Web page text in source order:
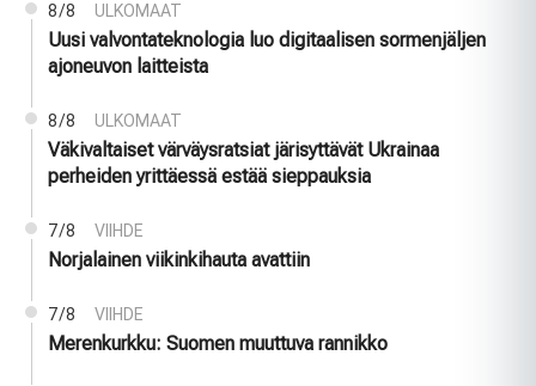
8/8 ULKOMAAT
Uusi valvontateknologia luo digitaalisen sormenjäljen
ajoneuvon laitteista
8/8 ULKOMAAT
Väkivaltaiset värväysratsiat järisyttävät Ukrainaa
perheiden yrittäessä estää sieppauksia
7/8 VIIHDE
Norjalainen viikinkihauta avattiin
7/8 VIIHDE
Merenkurkku: Suomen muuttuva rannikko